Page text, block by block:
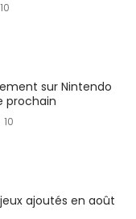
10
sur Nintendo
prochain
10
ajoutés en août